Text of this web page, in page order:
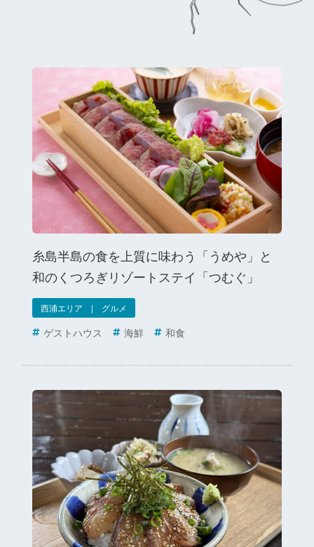
糸島半島の食を上質に味わう「うめや」と
和のくつろぎリゾートステイ「つむぐ」
西浦エリア | グルメ
ゲストハウス 海鮮 和食